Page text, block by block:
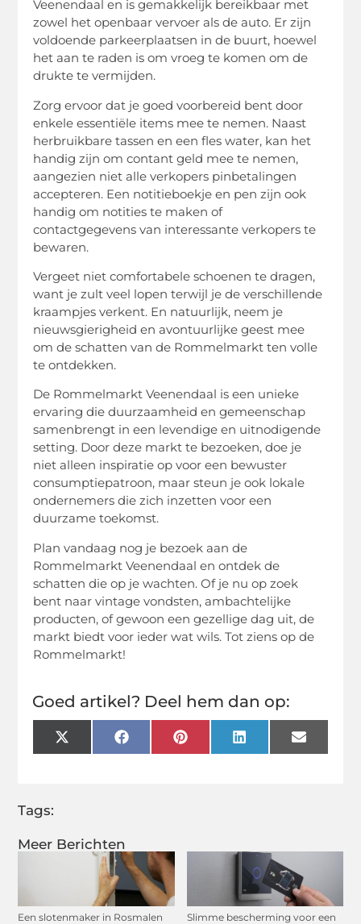
Meer Berichten
Een slotenmaker in Rosmalen
Slimme bescherming voor een
Veenendaal en is gemakkelijk bereikbaar met
zowel het openbaar vervoer als de auto. Er zijn
voldoende parkeerplaatsen in de buurt, hoewel
het aan te raden is om vroeg te komen om de
drukte te vermijden.
Zorg ervoor dat je goed voorbereid bent door
enkele essentiële items mee te nemen. Naast
herbruikbare tassen en een fles water, kan het
handig zijn om contant geld mee te nemen,
aangezien niet alle verkopers pinbetalingen
accepteren. Een notitieboekje en pen zijn ook
handig om notities te maken of
contactgegevens van interessante verkopers te
bewaren.
Vergeet niet comfortabele schoenen te dragen,
want je zult veel lopen terwijl je de verschillende
kraampjes verkent. En natuurlijk, neem je
nieuwsgierigheid en avontuurlijke geest mee
om de schatten van de Rommelmarkt ten volle
te ontdekken.
De Rommelmarkt Veenendaal is een unieke
ervaring die duurzaamheid en gemeenschap
samenbrengt in een levendige en uitnodigende
setting. Door deze markt te bezoeken, doe je
niet alleen inspiratie op voor een bewuster
consumptiepatroon, maar steun je ook lokale
ondernemers die zich inzetten voor een
duurzame toekomst.
Plan vandaag nog je bezoek aan de
Rommelmarkt Veenendaal en ontdek de
schatten die op je wachten. Of je nu op zoek
bent naar vintage vondsten, ambachtelijke
producten, of gewoon een gezellige dag uit, de
markt biedt voor ieder wat wils. Tot ziens op de
Rommelmarkt!
Goed artikel? Deel hem dan op:
X
(Twitter)
FacebookPinterestLinkedInEmail
Tags: